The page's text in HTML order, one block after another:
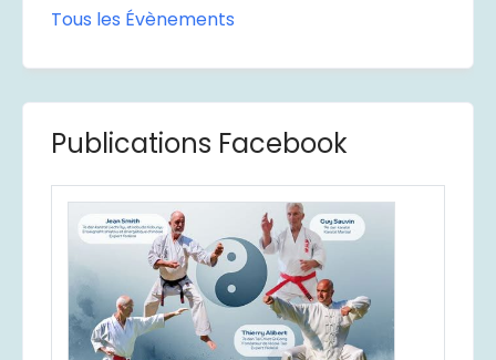
Tous les Évènements
Publications Facebook